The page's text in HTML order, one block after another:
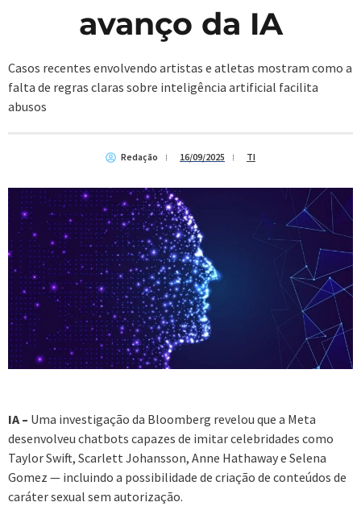
avanço da IA
Casos recentes envolvendo artistas e atletas mostram como a
falta de regras claras sobre inteligência artificial facilita
abusos
Redação 16/09/2025 TI
IA – Uma investigação da Bloomberg revelou que a Meta
desenvolveu chatbots capazes de imitar celebridades como
Taylor Swift, Scarlett Johansson, Anne Hathaway e Selena
Gomez — incluindo a possibilidade de criação de conteúdos de
caráter sexual sem autorização.